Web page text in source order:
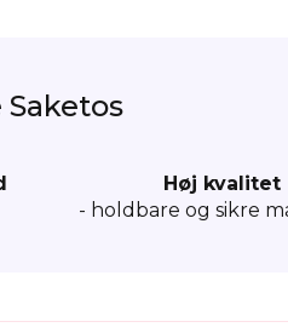
Høj kvalitet
- holdbare og sikre